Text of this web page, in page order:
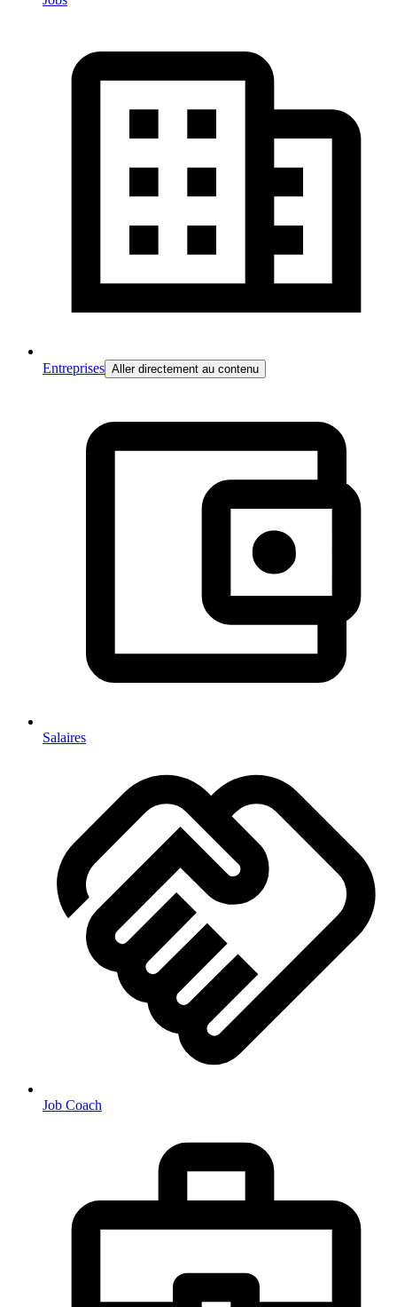
Entreprises Aller directement au contenu
Salaires
Job Coach